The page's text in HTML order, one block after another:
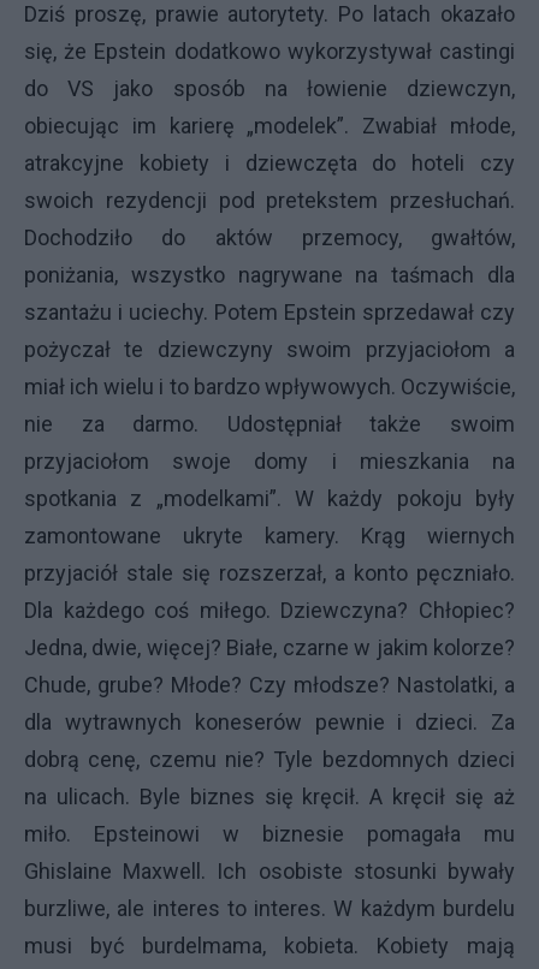
Dziś proszę, prawie autorytety. Po latach okazało
się, że Epstein dodatkowo wykorzystywał castingi
do VS jako sposób na łowienie dziewczyn,
obiecując im karierę „modelek”. Zwabiał młode,
atrakcyjne kobiety i dziewczęta do hoteli czy
swoich rezydencji pod pretekstem przesłuchań.
Dochodziło do aktów przemocy, gwałtów,
poniżania, wszystko nagrywane na taśmach dla
szantażu i uciechy. Potem Epstein sprzedawał czy
pożyczał te dziewczyny swoim przyjaciołom a
miał ich wielu i to bardzo wpływowych. Oczywiście,
nie za darmo. Udostępniał także swoim
przyjaciołom swoje domy i mieszkania na
spotkania z „modelkami”. W każdy pokoju były
zamontowane ukryte kamery. Krąg wiernych
przyjaciół stale się rozszerzał, a konto pęczniało.
Dla każdego coś miłego. Dziewczyna? Chłopiec?
Jedna, dwie, więcej? Białe, czarne w jakim kolorze?
Chude, grube? Młode? Czy młodsze? Nastolatki, a
dla wytrawnych koneserów pewnie i dzieci. Za
dobrą cenę, czemu nie? Tyle bezdomnych dzieci
na ulicach. Byle biznes się kręcił. A kręcił się aż
miło. Epsteinowi w biznesie pomagała mu
Ghislaine Maxwell. Ich osobiste stosunki bywały
burzliwe, ale interes to interes. W każdym burdelu
musi być burdelmama, kobieta. Kobiety mają